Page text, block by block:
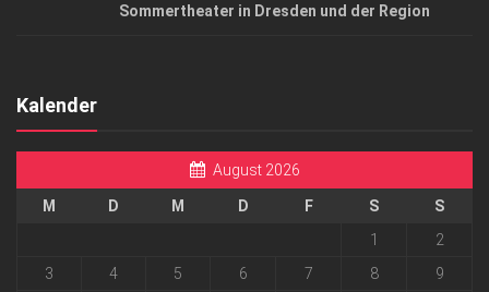
Sommertheater in Dresden und der Region
Kalender
August 2026
M D M D F S
S
1
2
3
4 5 6 7 8
9